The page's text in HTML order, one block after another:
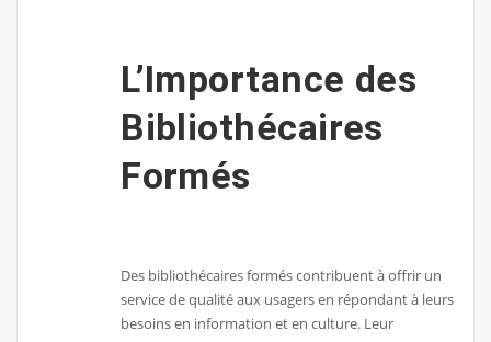
L’Importance des
Bibliothécaires
Formés
Des bibliothécaires formés contribuent à offrir un
service de qualité aux usagers en répondant à leurs
besoins en information et en culture. Leur